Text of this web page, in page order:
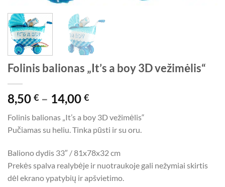
Folinis balionas „It’s a boy 3D vežimėlis“
8,50 € – 14,00 €Price
8,50 €
through
Folinis balionas „It’s a boy 3D vežimėlis“
Pučiamas su heliu. Tinka pūsti ir su oru.
Baliono dydis 33″ / 81x78x32 cm
Prekės spalva realybėje ir nuotraukoje gali nežymiai skirtis
dėl ekrano ypatybių ir apšvietimo.